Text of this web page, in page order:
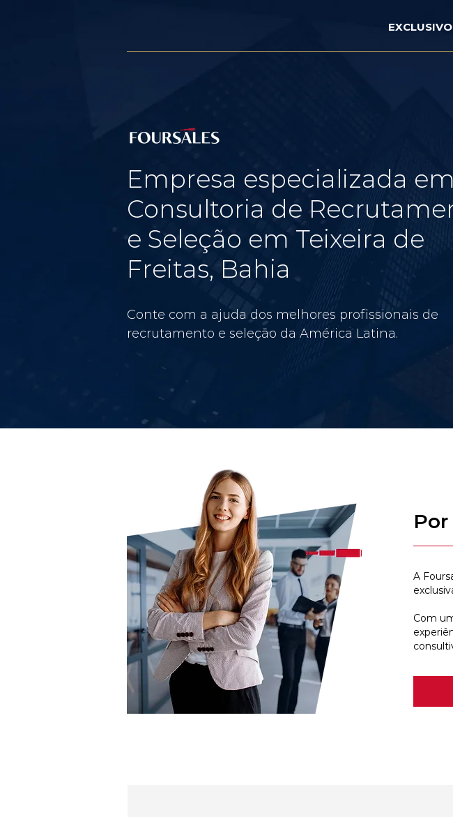
Empresa especializada em
Consultoria de
e Seleção em Teixeira de
Freitas, Bahia
Conte com a ajuda dos melhores profissionais de
recrutamento e seleção da América Latina.
A
Com